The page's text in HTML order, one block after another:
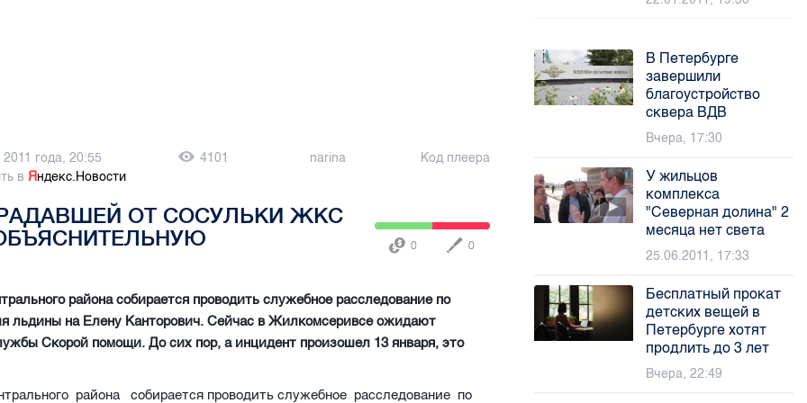
года, 20:55 4101 narina
Код плеера
вЯндекс.Новости
ОТ СОСУЛЬКИ ЖКС
0 0
района собирается проводить служебное расследование по
льдины на Елену Канторович. Сейчас в Жилкомсеривсе ожидают
Скорой помощи. До сих пор, а инцидент произошел 13 января, это
района собирается проводить служебное расследование по
В Петербурге
завершили
благоустройство
сквера ВДВ
Вчера, 17:30
У жильцов
комплекса
"Северная долина" 2
месяца нет света
25.06.2011, 17:33
Бесплатный прокат
детских вещей в
Петербурге хотят
продлить до 3 лет
Вчера, 22:49